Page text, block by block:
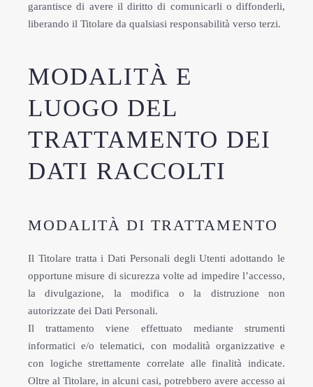
garantisce di avere il diritto di comunicarli o diffonderli,
liberando il Titolare da qualsiasi responsabilità verso terzi.
MODALITÀ E
LUOGO DEL
TRATTAMENTO DEI
DATI RACCOLTI
MODALITÀ DI TRATTAMENTO
Il Titolare tratta i Dati Personali degli Utenti adottando le
opportune misure di sicurezza volte ad impedire l’accesso,
la divulgazione, la modifica o la distruzione non
autorizzate dei Dati Personali.
Il trattamento viene effettuato mediante strumenti
informatici e/o telematici, con modalità organizzative e
con logiche strettamente correlate alle finalità indicate.
Oltre al Titolare, in alcuni casi, potrebbero avere accesso ai